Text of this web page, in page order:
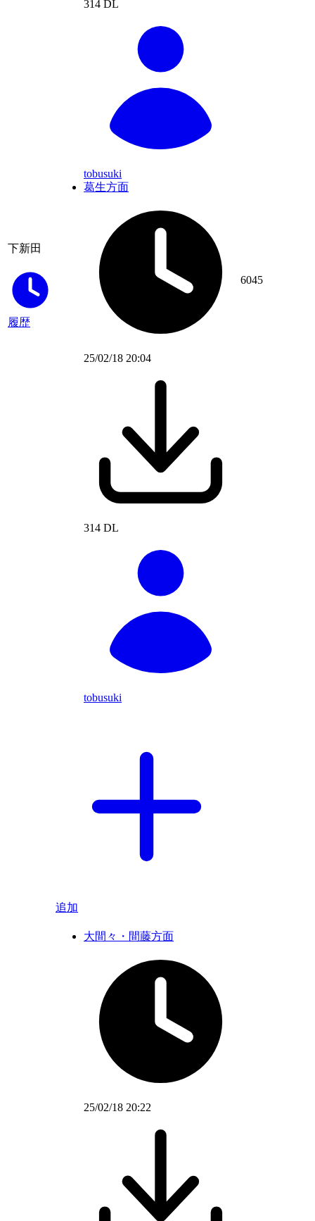
下新田
履歴
314 DL
tobusuki
葛生方面
25/02/18 20:04
314 DL
tobusuki
追加
6045
大間々・間藤方面
25/02/18 20:22